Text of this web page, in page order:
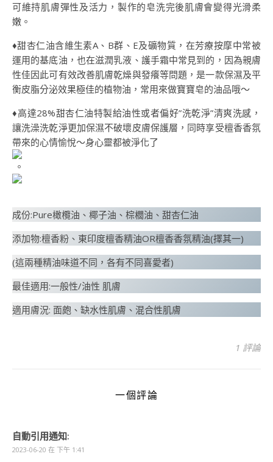
可維持肌膚彈性及活力，製作的皂洗完後肌膚會變得光滑柔
嫩。
♦️甜杏仁油含維生素A、B群、E及礦物質，在芳療按摩中常被
運用的基底油，也在滋潤乳液、護手霜中常見到的，因為親膚
性佳因此可有效改善肌膚乾燥與發癢等問題，是一款保濕及平
衡皮脂分泌效果極佳的植物油，常用來做寶寶皂的油品哦～
​♦️高達28%甜杏仁油特製給油性或者偏好”洗乾淨”清爽洗感，
讓洗澡洗乾淨更加保濕不破壞皮膚保護層，同時享受檀香香氛
帶來的心情愉悅～身心靈都被淨化了
​ 。
成份:Pure橄欖油、椰子油、棕櫚油、甜杏仁油
添加物:檀香粉、東印度檀香精油OR檀香香氛精油(擇其一)
(這兩種精油味道不同，各有不同喜愛者)
最佳適用:一般性/油性 肌膚
適用膚況: 面皰、缺水性肌膚、混合性肌膚
1 評論
一個評論
自動引用通知:
2023-06-20 在 下午 1:41